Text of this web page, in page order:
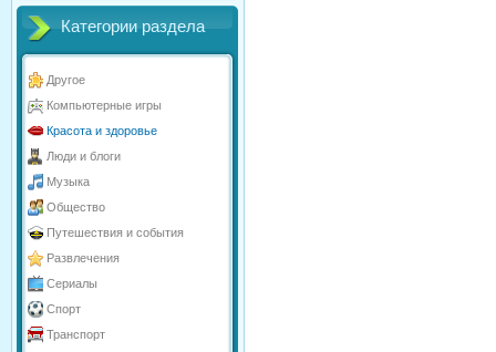
Категории раздела
Другое
Компьютерные игры
Красота и здоровье
Люди и блоги
Музыка
Общество
Путешествия и события
Развлечения
Сериалы
Спорт
Транспорт